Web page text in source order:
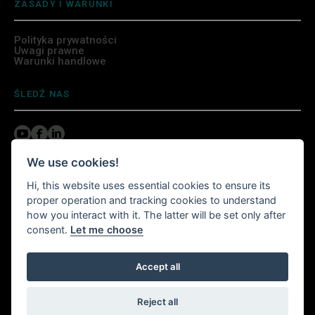
ZASADY I WARUNKI
Polityka prywatności
Uwagi prawne
Warunki handlowe
ŚLEDŹ NAS
ZAINSTALUJ APLIKACJĘ WITTURSHOP
Kontynuuj zakupy w dowolnym miejscu!
Witturshop jest dostępny w telefonie komórkowym,
- © 2026 Wittur. Wszytskie prawa
We use cookies!
Hi, this website uses essential cookies to ensure its
proper operation and tracking cookies to understand
how you interact with it. The latter will be set only after
consent. Let me choose
Accept all
Reject all